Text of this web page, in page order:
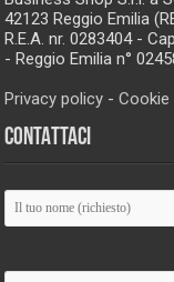
42123 Reggio Emilia
R.E.A. nr. 0283404 -
- Reggio Emilia n°
Privacy policy -Cookie
CONTATTACI